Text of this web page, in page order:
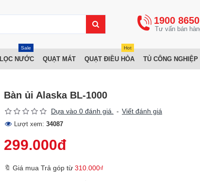
1900 8650
LỌC NƯỚC
Sale
QUẠT MÁT QUẠT ĐIỀU HÒA
Hot
TỦ CÔNG NGHIỆP
Bàn ủi Alaska BL-1000
Dựa vào 0 đánh giá. - Viết đánh giá
Lượt xem: 34087
299.000đ
🔖 Giá mua Trả góp từ 310.000₫